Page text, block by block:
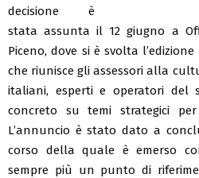
decisione è
stata assunta il 12 giugno a
Piceno, dove si è svolta
che riunisce gli assessori alla
italiani, esperti e operatori del
concreto su temi strategici
L’annuncio è stato dato a
corso della quale è emerso
sempre più un punto di